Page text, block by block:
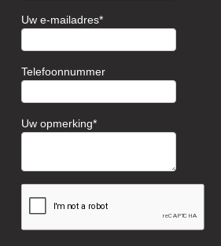
Uw e-mailadres
Telefoonnummer
Uw opmerking